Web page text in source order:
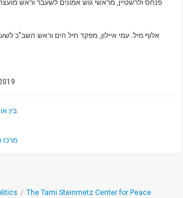
פנחס ולרשטיין, מראשי גוש אמונים לשעבר וראש
אלוף מיל. עמי איילון, מפקד חיל הים וראש השב"כ
בין
מרכז
/ The Tami Steinmetz Center for Peace